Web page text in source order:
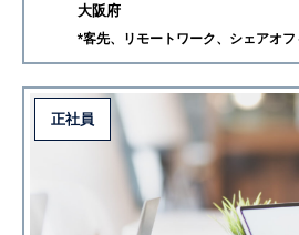
大阪府
*客先、リモートワーク、シェアオ
正社員